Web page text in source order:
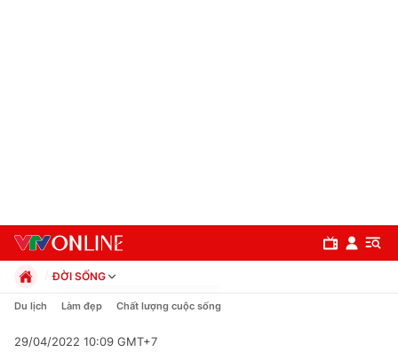
ĐỜI SỐNG
Chính trị
Pháp luật
Du lịch Làm đẹp Chất lượng cuộc sống
29/04/2022 10:09 GMT+7